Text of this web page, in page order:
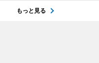
もっと見る